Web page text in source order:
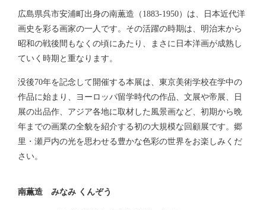
広島県呉市安浦町出身の南薫造（1883-1950）は、日本近代洋
画史を彩る画家の一人です。その活躍の時期は、明治末から
昭和の戦後間もなくの頃にあたり、まさに日本洋画が成熟し
ていく時期と重なります。
没後70年を記念して開催する本展は、東京美術学校在学中の
作品に始まり、ヨーロッパ留学時代の作品、文展や帝展、日
展の出品作、アジア各地に取材した風景画など、初期から晩
年までの画業の全貌を紹介する初の大規模な回顧展です。郷
里・瀬戸内の光を思わせる豊かな色彩の世界をお楽しみくだ
さい。
南薫造 みなみ くんぞう